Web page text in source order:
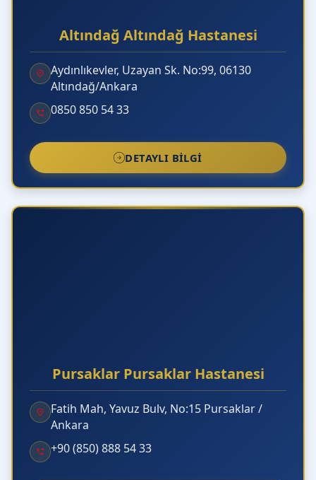
Altındağ Altındağ Hastanesi
Aydınlıkevler, Uzayan Sk. No:99, 06130
Altındağ/Ankara
0850 850 54 33
DETAYLI BILGI
Pursaklar Pursaklar Hastanesi
Fatih Mah, Yavuz Bulv, No:15 Pursaklar /
Ankara
+90 (850) 888 54 33